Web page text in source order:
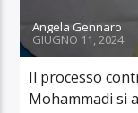
Angela Gennaro
GIUGNO 11, 2024
Il processo
Mohammadi si